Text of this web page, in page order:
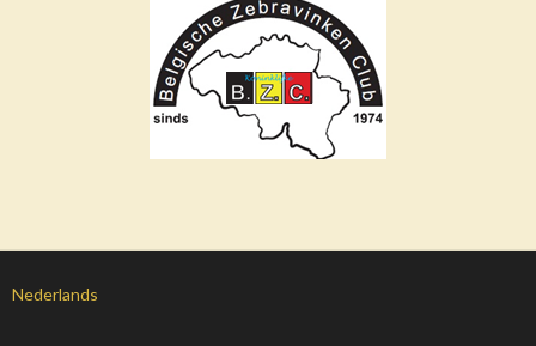
Nederlands